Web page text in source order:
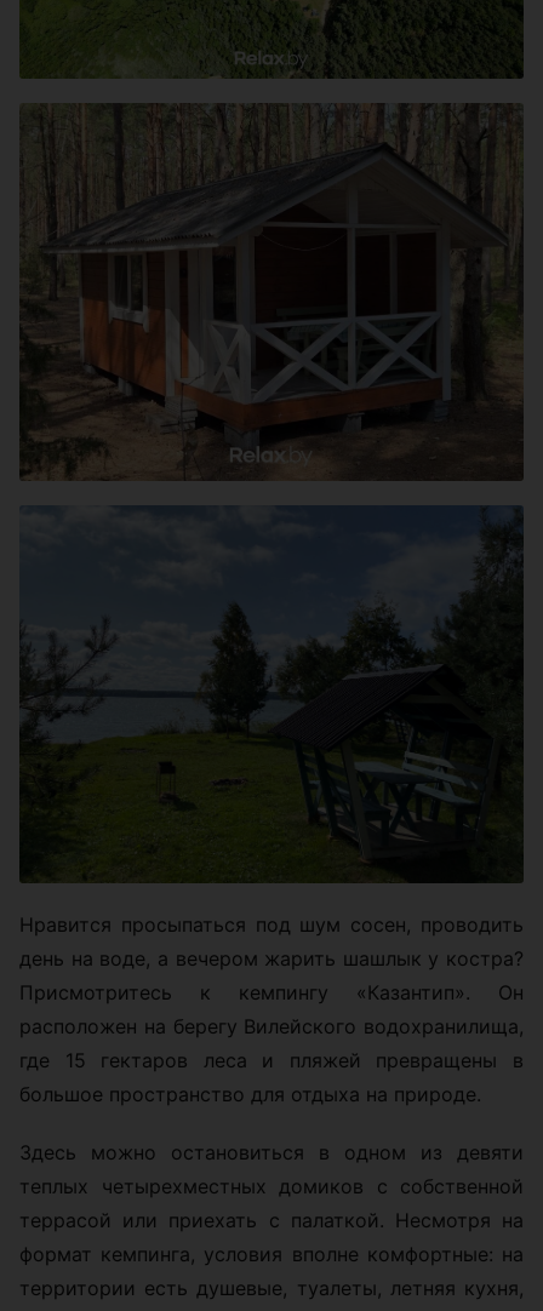
Нравится просыпаться под шум сосен, проводить
день на воде, а вечером жарить шашлык у костра?
Присмотритесь к кемпингу «Казантип». Он
расположен на берегу Вилейского водохранилища,
где 15 гектаров леса и пляжей превращены в
большое пространство для отдыха на природе.
Здесь можно остановиться в одном из девяти
теплых четырехместных домиков с собственной
террасой или приехать с палаткой. Несмотря на
формат кемпинга, условия вполне комфортные: на
территории есть душевые, туалеты, летняя кухня,